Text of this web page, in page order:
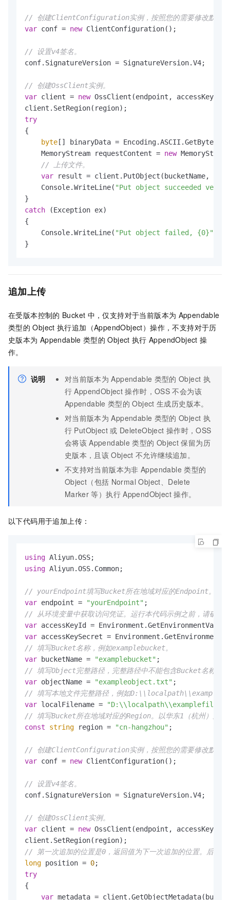
// 创建ClientConfiguration实例，按照您的需要修改默认参
var conf = new ClientConfiguration();
// 设置v4签名。
conf.SignatureVersion = SignatureVersion.V4;
// 创建OssClient实例。
var client = new OssClient(endpoint, accessKeyId,
try
{
byte [] binaryData =
    MemoryStream requestContent =
new
// 上传文件。
var result = client.PutObject(bucketName,
    Console.WriteLine(
"Put object succeeded
catch (Exception ex)
{
    Console.WriteLine(
"Put object failed, {0}"
}
追加上传
在受版本控制的 Bucket 中，仅支持对于当前版本为 Appendable
类型的 Object 执行追加（AppendObject）操作，不支持对于历
史版本为 Appendable 类型的 Object 执行 AppendObject 操
作。
说明 对当前版本为 Appendable 类型的 Object 执
行 AppendObject 操作时，OSS 不会为该
Appendable 类型的 Object 生成历史版本。
对当前版本为 Appendable 类型的 Object 执
行 PutObject 或 DeleteObject 操作时，OSS
会将该 Appendable 类型的 Object 保留为历
史版本，且该 Object 不允许继续追加。
不支持对当前版本为非 Appendable 类型的
Object（包括 Normal Object、Delete
Marker 等）执行 AppendObject 操作。
以下代码用于追加上传：
using
using Aliyun.OSS.Common;
// yourEndpoint填写Bucket所在地域对应的Endpoint。
var endpoint = "yourEndpoint"
// 从环境变量中获取访问凭证。运行本代码示例之前，请确保已
var accessKeyId =
var accessKeySecret =
// 填写Bucket名称，例如examplebucket。
var bucketName = "examplebucket"
// 填写Object完整路径，完整路径中不能包含Bucket名称
var objectName = "exampleobject.txt"
// 填写本地文件完整路径，例如
var localFilename =
// 填写Bucket所在地域对应的Region。以华东1（杭州）为
const
string region = "cn-hangzhou" ;
// 创建ClientConfiguration实例，按照您的需要修改默认参
var conf = new ClientConfiguration();
// 设置v4签名。
conf.SignatureVersion = SignatureVersion.V4;
// 创建OssClient实例。
var client = new OssClient(endpoint, accessKeyId,
// 第一次追加的位置是0，返回值为下一次追加的位置。后续追
long position = 0
try
{
var metadata =